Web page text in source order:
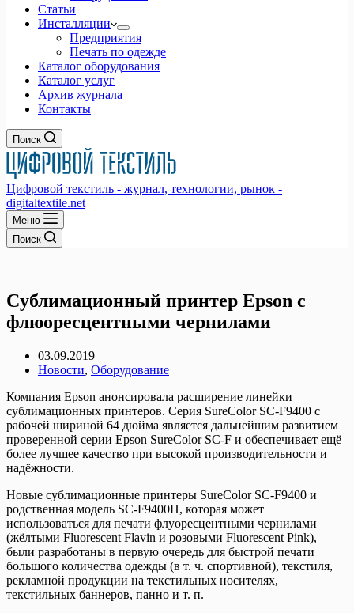
Статьи
Инсталляции
Предприятия
Печать по одежде
Каталог оборудования
Каталог услуг
Архив журнала
Контакты
Поиск
Цифровой текстиль - журнал, технологии, рынок -
digitaltextile.net
Меню
Поиск
Cублимационный принтер Epson с
флюоресцентными чернилами
03.09.2019
Новости, Оборудование
Компания Epson анонсировала расширение линейки
сублимационных принтеров. Серия SureColor SC-F9400 с
рабочей шириной 64 дюйма является дальнейшим развитием
проверенной серии Epson SureColor SC-F и обеспечивает ещё
более лучшее качество при высокой производительности и
надёжности.
Новые сублимационные принтеры SureColor SC-F9400 и
родственная модель SC-F9400H, которая может
использоваться для печати флуоресцентными чернилами
(жёлтыми Fluorescent Flavin и розовыми Fluorescent Pink),
были разработаны в первую очередь для быстрой печати
большого количества одежды (в т. ч. спортивной), текстиля,
рекламной продукции на текстильных носителях,
текстильных баннеров, панно и т. п.